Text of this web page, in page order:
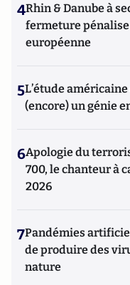
4Rhin & Danube à
fermeture
européenne
5L’étude américaine
(encore) un génie
6Apologie du
700, le chanteur à
2026
7Pandémies
de produire des
nature